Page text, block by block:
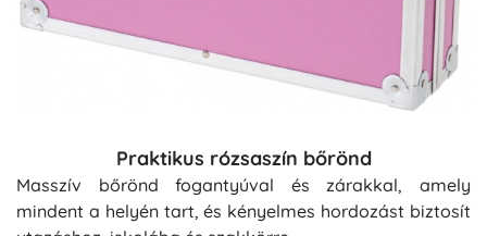
Praktikus rózsaszín bőrönd
Masszív bőrönd fogantyúval és zárakkal, amely
mindent a helyén tart, és kényelmes hordozást biztosít